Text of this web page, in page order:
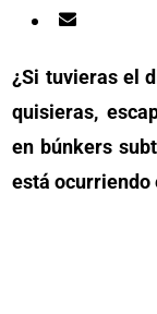
¿Si tuvieras el
quisieras,
en búnkers
está ocurriendo